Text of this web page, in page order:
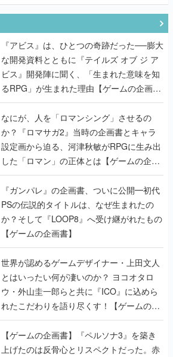
『アビス』は、ひとつの奇跡だった──膨大
な開発資料とともに『テイルズ オブ ジ ア
ビス』開発陣に聞く、「生まれた意味を知
るRPG」が生まれた理由【ゲームの企画
書】
なにが、人を「ロマンシング」させるの
か？『ロマサガ2』当時の企画書とキャラ
設定画から迫る、河津秋敏がRPGに生み出
した「ロマン」の正体とは【ゲームの企画
書】
『ガンパレ』の企画書、ついに公開━初代
PSの伝説的タイトルは、なぜ生まれたの
か？そして『LOOP8』へ受け継がれたもの
【ゲームの企画書】
世界が認めるゲームデザイナー・上田文人
とはいったい何が凄いのか？ ヨコオタロ
ウ・外山圭一郎らと共に『ICO』に込めら
れたこだわりを語り尽くす！【ゲームの企
画書】
【ゲームの企画書】『ペルソナ3』を築き
上げたのは反骨心とリスペクトだった。赤